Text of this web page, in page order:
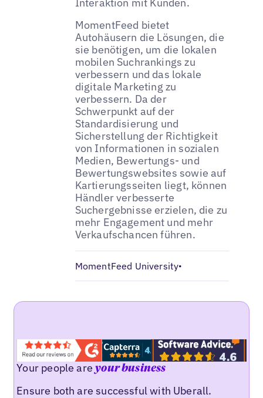
MomentFeed bietet
Autohäusern die Lösungen, die
sie benötigen, um die lokalen
mobilen Suchrankings zu
verbessern und das lokale
digitale Marketing zu
verbessern. Da der
Schwerpunkt auf der
Standardisierung und
Sicherstellung der Richtigkeit
von Informationen in sozialen
Medien, Bewertungs- und
Bewertungswebsites sowie auf
Kartierungsseiten liegt, können
Händler verbesserte
Suchergebnisse erzielen, die zu
mehr Engagement und mehr
Verkaufschancen führen.
MomentFeed University•
Your people areyour business
Ensure both are successful with Uberall.